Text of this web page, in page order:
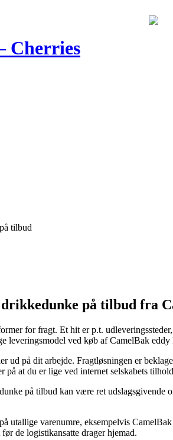
Cherries
tilbud
på tilbud fra
for fragt. Et hit er p.t.
leveringsmodel ved køb af CamelBak
på dit arbejde. Fragtløsningen er
at du er lige ved internet selskabets
på tilbud kan være ret
utallige varenumre, eksempelvis
de logistikansatte drager hjemad.